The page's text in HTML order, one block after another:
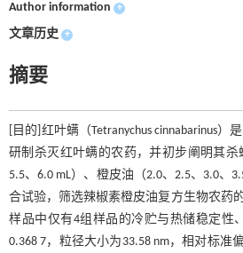
Author information +
文章历史 +
摘要
[目的]红叶螨（Tetranychus cinnabarinus
研制杀灭红叶螨的农药，并初步阐明其
5.5、6.0 mL）、橙皮油（2.0、2.5、3.0
合试验，筛选辣椒素橙皮油复方生物农药
样品中仅有4组样品的冷贮与热储稳定性
0.368 7，粒径大小为33.58 nm，相对标准